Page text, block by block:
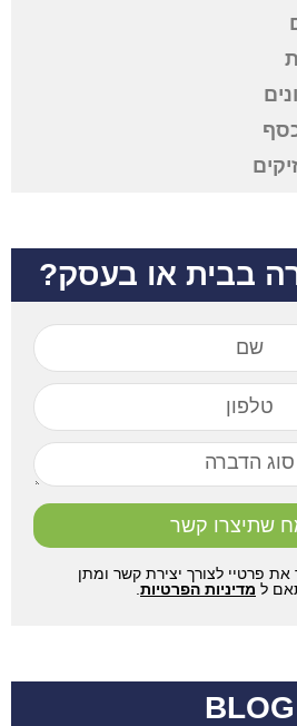
בבית או בעסק?
פרטיי לצורך יצירת קשר ומתן
ל מדיניות הפרטיות
שתיצרו קשר
BLOG